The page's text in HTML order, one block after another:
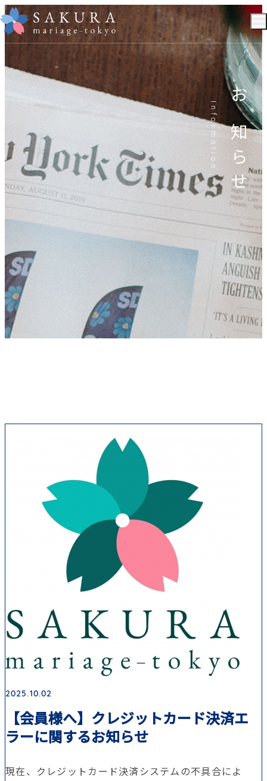
ご成婚までの流れ
よくある質問
会社概要
個人情報保護方針
無料カウンセリングはこちら
お知らせ
Information
2025.10.02
【会員様へ】クレジットカード決済エ
ラーに関するお知らせ
現在、クレジットカード決済システムの不具合によ